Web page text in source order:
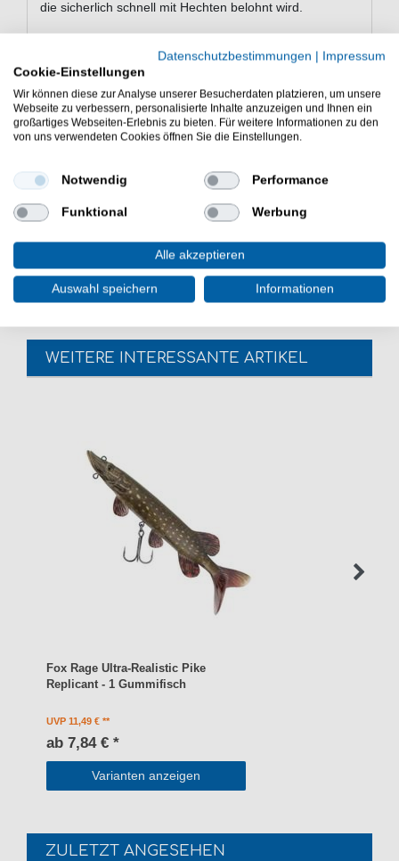
die sicherlich schnell mit Hechten belohnt wird.
Eigenschaften von den BIM CHACHA
bait Jr Trailer 14cm
Trailer für Kunstköder
Länge: 14cm
vielseitig einsetzbar
Lieferumfang: 2 Trailer in einer gewählten Farbe
Günstig CHACHA bait Jr Trailer 14cm online kaufen &
sparen. BIM Kunstköder zum Hechtangeln. - HIER 2
Angelköder bestellen.
WEITERE INTERESSANTE ARTIKEL
Fox Rage Ultra-Realistic Pike
Replicant - 1 Gummifisch
UVP 11,49 €
ab 7,84 € *
Varianten anzeigen
ZULETZT ANGESEHEN
Datenschutzbestimmungen | Impressum
Cookie-Einstellungen
Wir können diese zur Analyse unserer Besucherdaten platzieren, um unsere
Webseite zu verbessern, personalisierte Inhalte anzuzeigen und Ihnen ein
großartiges Webseiten-Erlebnis zu bieten. Für weitere Informationen zu den
von uns verwendeten Cookies öffnen Sie die Einstellungen.
Notwendig Performance
Funktional Werbung
Alle akzeptieren
Auswahl speichern Informationen